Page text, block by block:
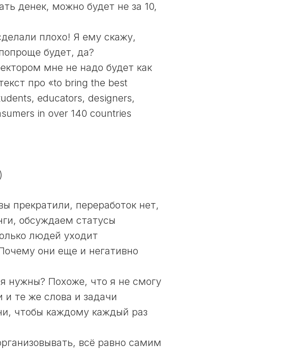
денек, можно будет не за 10,
плохо! Я ему скажу,
будет, да?
мне не надо будет как
про «to bring the best
educators, designers,
in over 140 countries
прекратили, переработок нет,
обсуждаем статусы
людей уходит
они еще и негативно
нужны? Похоже, что я не смогу
те же слова и задачи
чтобы каждому каждый раз
всё равно самим